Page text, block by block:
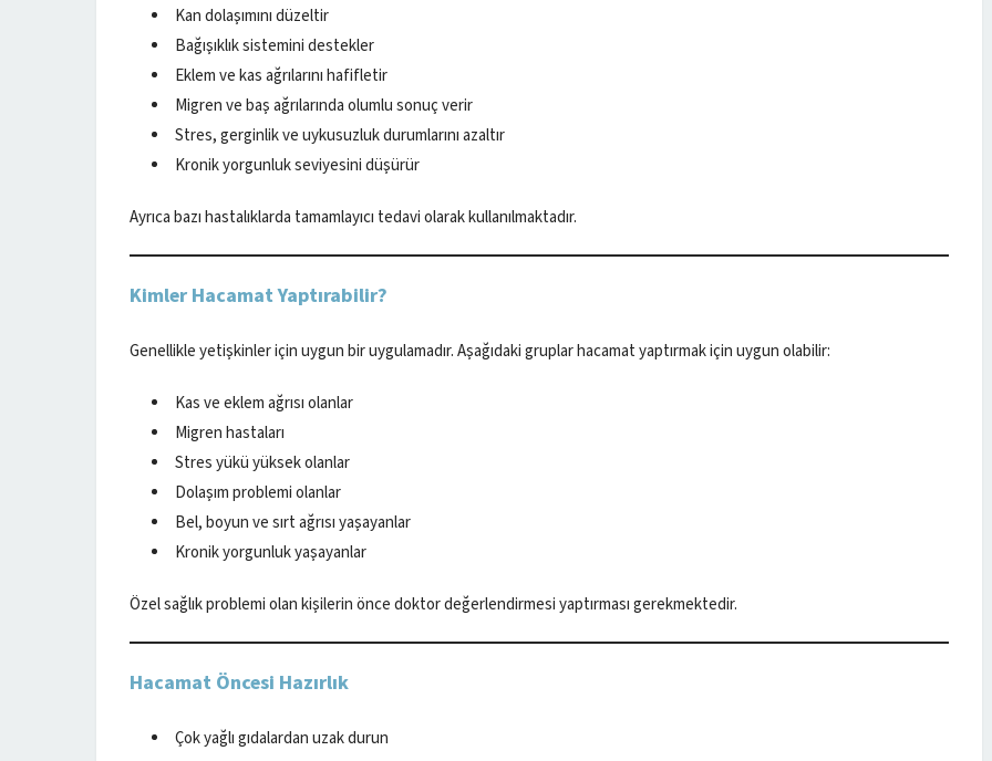
Kan dolaşımını düzeltir
Bağışıklık sistemini destekler
Eklem ve kas ağrılarını hafifletir
Migren ve baş ağrılarında olumlu sonuç verir
Stres, gerginlik ve uykusuzluk durumlarını azaltır
Kronik yorgunluk seviyesini düşürür
Ayrıca bazı hastalıklarda tamamlayıcı tedavi olarak kullanılmaktadır.
Kimler Hacamat Yaptırabilir?
Genellikle yetişkinler için uygun bir uygulamadır. Aşağıdaki gruplar hacamat yaptırmak için uygun olabilir:
Kas ve eklem ağrısı olanlar
Migren hastaları
Stres yükü yüksek olanlar
Dolaşım problemi olanlar
Bel, boyun ve sırt ağrısı yaşayanlar
Kronik yorgunluk yaşayanlar
Özel sağlık problemi olan kişilerin önce doktor değerlendirmesi yaptırması gerekmektedir.
Hacamat Öncesi Hazırlık
Çok yağlı gıdalardan uzak durun